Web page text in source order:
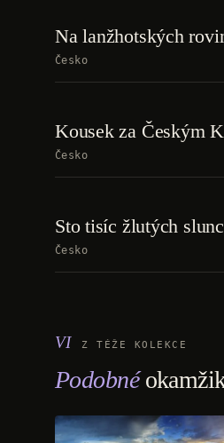
Na lanžhotských
Česko
Kousek za Českým
Česko
Sto tisíc žlutých
Česko
Z TÉŽE KOLEKCE
Podobné